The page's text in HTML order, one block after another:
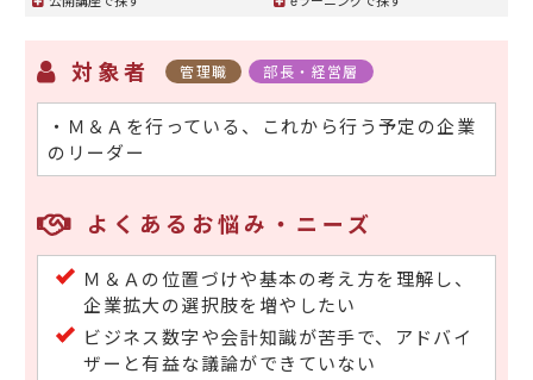
対象者 管理職 部長・経営層
・Ｍ＆Ａを行っている、これから行う予定の企業
のリーダー
よくあるお悩み・ニーズ
Ｍ＆Ａの位置づけや基本の考え方を理解し、
企業拡大の選択肢を増やしたい
ビジネス数字や会計知識が苦手で、アドバイ
ザーと有益な議論ができていない